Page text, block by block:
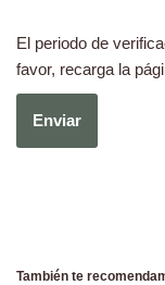
El periodo de
favor, recarga la
También te